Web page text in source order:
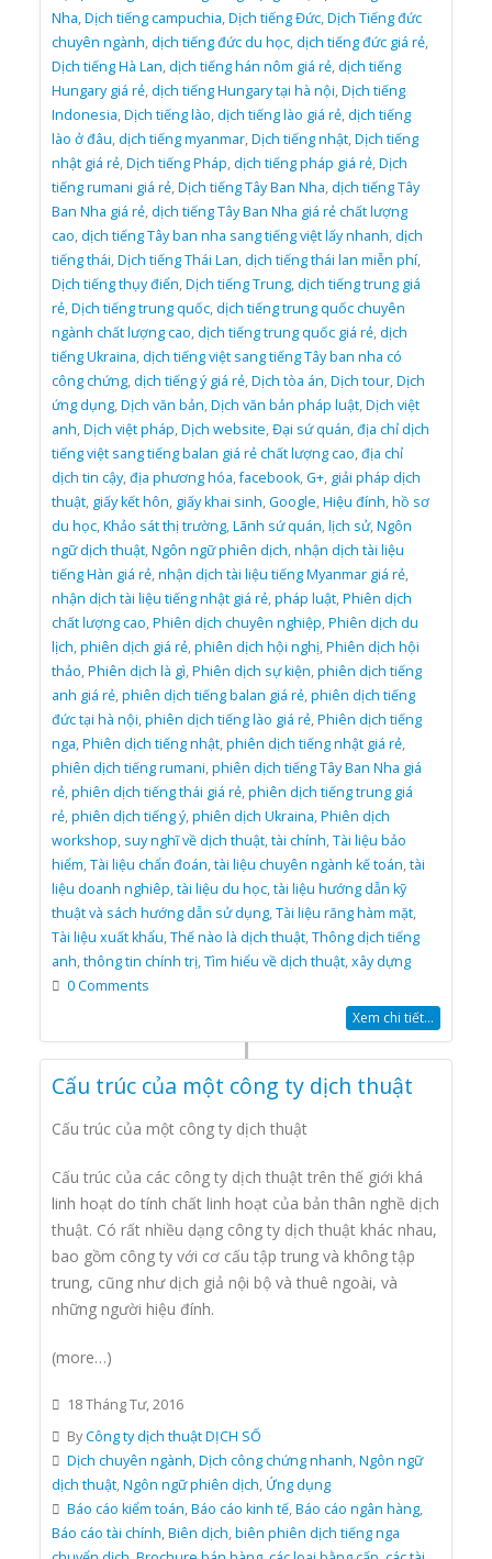
Nha,Dịch tiếng campuchia,Dịch tiếng Đức,Dịch Tiếng đức
chuyên ngành,dịch tiếng đức du học,dịch tiếng đức giá rẻ,
Dịch tiếng Hà Lan,dịch tiếng hán nôm giá rẻ,dịch tiếng
Hungary giá rẻ,dịch tiếng Hungary tại hà nội,Dịch tiếng
Indonesia,Dịch tiếng lào,dịch tiếng lào giá rẻ,dịch tiếng
lào ở đâu,dịch tiếng myanmar,Dịch tiếng nhật,Dịch tiếng
nhật giá rẻ,Dịch tiếng Pháp,dịch tiếng pháp giá rẻ,Dịch
tiếng rumani giá rẻ,Dịch tiếng Tây Ban Nha,dịch tiếng Tây
Ban Nha giá rẻ,dịch tiếng Tây Ban Nha giá rẻ chất lượng
cao,dịch tiếng Tây ban nha sang tiếng việt lấy nhanh,dịch
tiếng thái,Dịch tiếng Thái Lan,dịch tiếng thái lan miễn phí,
Dịch tiếng thụy điển,Dịch tiếng Trung,dịch tiếng trung giá
rẻ,Dịch tiếng trung quốc,dịch tiếng trung quốc chuyên
ngành chất lượng cao,dịch tiếng trung quốc giá rẻ,dịch
tiếng Ukraina,dịch tiếng việt sang tiếng Tây ban nha có
công chứng,dịch tiếng ý giá rẻ,Dịch tòa án,Dịch tour,Dịch
ứng dụng,Dịch văn bản,Dịch văn bản pháp luật,Dịch việt
anh,Dịch việt pháp,Dịch website,Đại sứ quán,địa chỉ dịch
tiếng việt sang tiếng balan giá rẻ chất lượng cao,địa chỉ
dịch tin cậy,địa phương hóa,facebook,G+, giải pháp dịch
thuật, giấy kết hôn, giấy khai sinh,Google,Hiệu đính,hồ sơ
du học,Khảo sát thị trường,Lãnh sứ quán,lịch sử,Ngôn
ngữ dịch thuật,Ngôn ngữ phiên dịch,nhận dịch tài liệu
tiếng Hàn giá rẻ,nhận dịch tài liệu tiếng Myanmar giá rẻ,
nhận dịch tài liệu tiếng nhật giá rẻ,pháp luật,Phiên dịch
chất lượng cao,Phiên dịch chuyên nghiệp,Phiên dịch du
lịch,phiên dịch giá rẻ,phiên dịch hội nghị,Phiên dịch hội
thảo,Phiên dịch là gì,Phiên dịch sự kiện,phiên dịch tiếng
anh giá rẻ,phiên dịch tiếng balan giá rẻ,phiên dịch tiếng
đức tại hà nội,phiên dịch tiếng lào giá rẻ,Phiên dịch tiếng
nga,Phiên dịch tiếng nhật,phiên dịch tiếng nhật giá rẻ,
phiên dịch tiếng rumani,phiên dịch tiếng Tây Ban Nha giá
rẻ,phiên dịch tiếng thái giá rẻ,phiên dịch tiếng trung giá
rẻ,phiên dịch tiếng ý,phiên dịch Ukraina,Phiên dịch
workshop, suy nghĩ về dịch thuật,tài chính,Tài liệu bảo
hiểm,Tài liệu chẩn đoán,tài liệu chuyên ngành kế toán,tài
liệu doanh nghiêp,tài liệu du học,tài liệu hướng dẫn kỹ
thuật và sách hướng dẫn sử dụng,Tài liệu răng hàm mặt,
Tài liệu xuất khẩu,Thế nào là dịch thuật,Thông dịch tiếng
anh,thông tin chính trị,Tìm hiểu về dịch thuật,xây dựng
0 Comments
Xem chi tiết...
Cấu trúc của một công ty dịch thuật
Cấu trúc của một công ty dịch thuật
Cấu trúc của các công ty dịch thuật trên thế giới khá
linh hoạt do tính chất linh hoạt của bản thân nghề dịch
thuật. Có rất nhiều dạng công ty dịch thuật khác nhau,
bao gồm công ty với cơ cấu tập trung và không tập
trung, cũng như dịch giả nội bộ và thuê ngoài, và
những người hiệu đính.
(more…)
18 Tháng Tư, 2016
ByCông ty dịch thuật DỊCH SỐ
Dịch chuyên ngành,Dịch công chứng nhanh,Ngôn ngữ
dịch thuật,Ngôn ngữ phiên dịch, Ứng dụng
Báo cáo kiểm toán,Báo cáo kinh tế,Báo cáo ngân hàng,
Báo cáo tài chính,Biên dịch,biên phiên dịch tiếng nga